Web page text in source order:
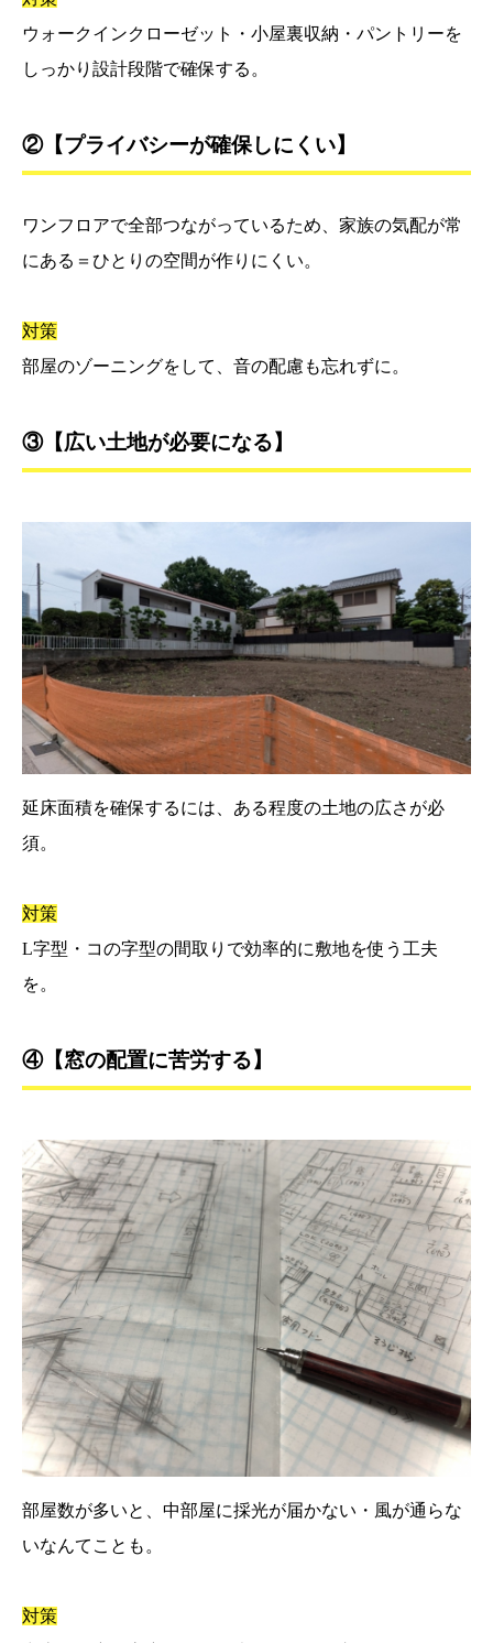
ウォークインクローゼット・小屋裏収納・パントリーを
しっかり設計段階で確保する。
②【プライバシーが確保しにくい】
ワンフロアで全部つながっているため、家族の気配が常
にある＝ひとりの空間が作りにくい。
対策
部屋のゾーニングをして、音の配慮も忘れずに。
③【広い土地が必要になる】
延床面積を確保するには、ある程度の土地の広さが必
須。
対策
L字型・コの字型の間取りで効率的に敷地を使う工夫
を。
④【窓の配置に苦労する】
部屋数が多いと、中部屋に採光が届かない・風が通らな
いなんてことも。
対策